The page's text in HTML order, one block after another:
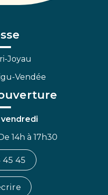
Joyau
Vendée
vendredi
14h à 17h30
45 45